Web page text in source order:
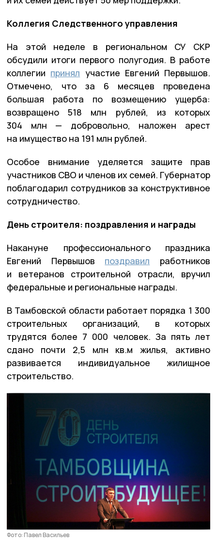
Коллегия Следственного управления
На этой неделе в региональном СУ СКР
обсудили итоги первого полугодия. В работе
коллегии принял участие Евгений Первышов.
Отмечено, что за 6 месяцев проведена
большая работа по возмещению ущерба:
возвращено 518 млн рублей, из которых
304 млн — добровольно, наложен арест
на имущество на 191 млн рублей.
Особое внимание уделяется защите прав
участников СВО и членов их семей. Губернатор
поблагодарил сотрудников за конструктивное
сотрудничество.
День строителя: поздравления и награды
Накануне профессионального праздника
Евгений Первышов поздравил работников
и ветеранов строительной отрасли, вручил
федеральные и региональные награды.
В Тамбовской области работает порядка 1 300
строительных организаций, в которых
трудятся более 7 000 человек. За пять лет
сдано почти 2,5 млн кв.м жилья, активно
развивается индивидуальное жилищное
строительство.
Фото: Павел Васильев